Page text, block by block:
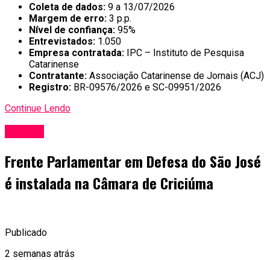
Coleta de dados: 9 a 13/07/2026
Margem de erro: 3 p.p.
Nível de confiança: 95%
Entrevistados: 1.050
Empresa contratada: IPC – Instituto de Pesquisa
Catarinense
Contratante: Associação Catarinense de Jornais (ACJ)
Registro: BR-09576/2026 e SC-09951/2026
Continue Lendo
Frente Parlamentar em Defesa do São José
é instalada na Câmara de Criciúma
Publicado
2 semanas atrás